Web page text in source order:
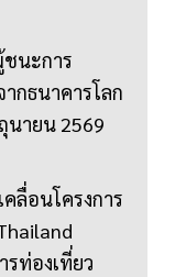
นะการ
กธนาคารโลก
นายน 2569
ลื่อนโครงการ
รท่องเที่ยว